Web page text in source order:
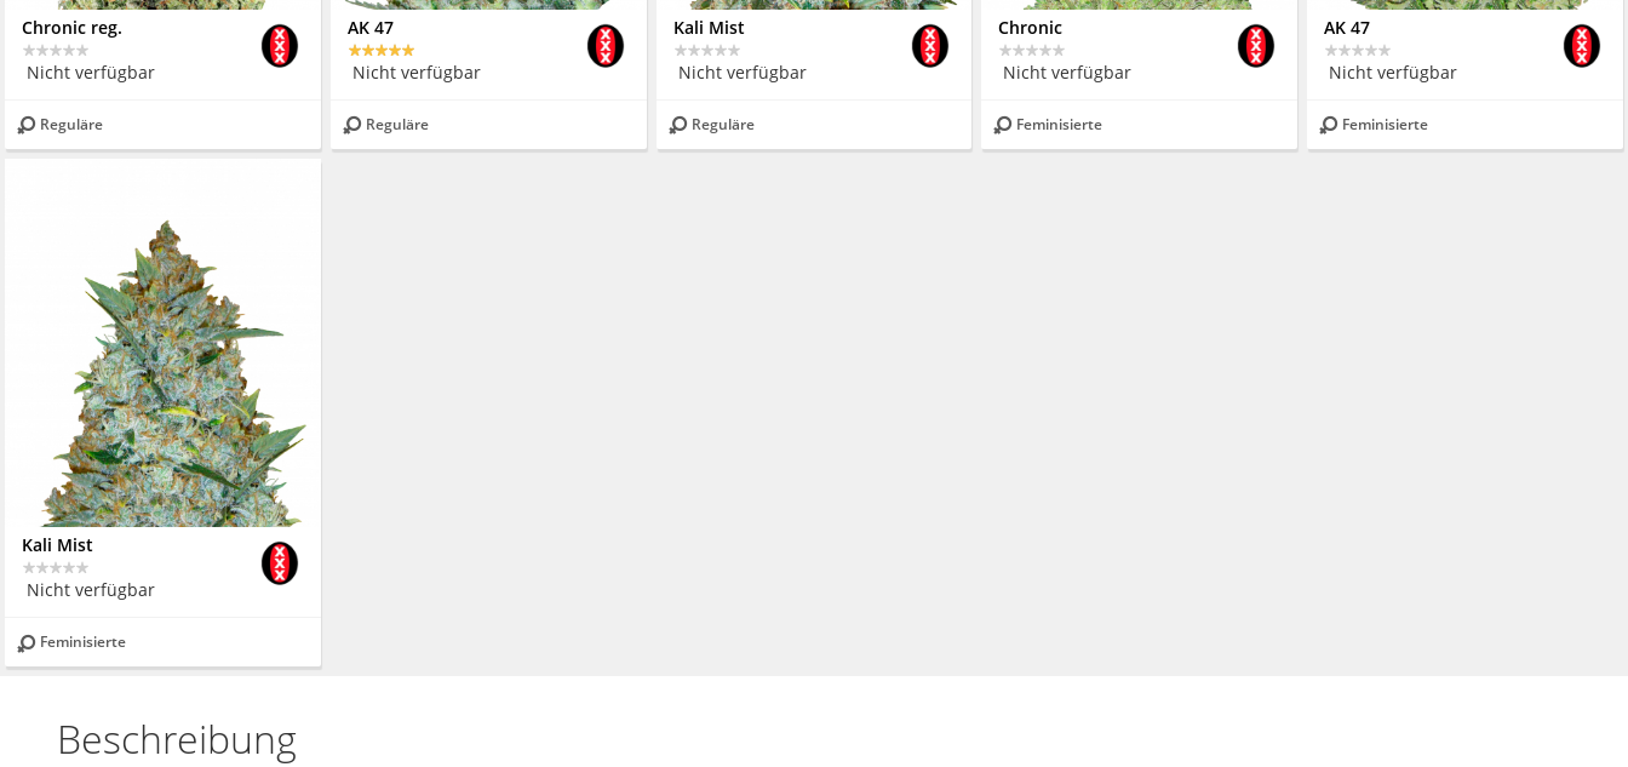
Chronic reg.
Nicht verfügbar
Reguläre
AK 47
Nicht verfügbar
Reguläre
Kali Mist
Nicht verfügbar
Reguläre
Chronic
Nicht verfügbar
Feminisierte
AK 47
Nicht verfügbar
Feminisierte
Kali Mist
Nicht verfügbar
Feminisierte
Beschreibung